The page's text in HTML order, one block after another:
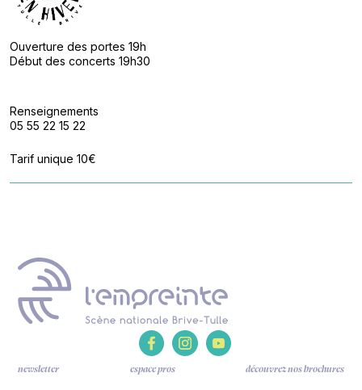
Ouverture des portes 19h
Début des concerts 19h30
Renseignements
05 55 22 15 22
Tarif unique 10€
newsletter espace pros découvrez nos brochures